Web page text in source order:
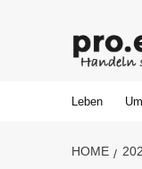
Leben
HOME